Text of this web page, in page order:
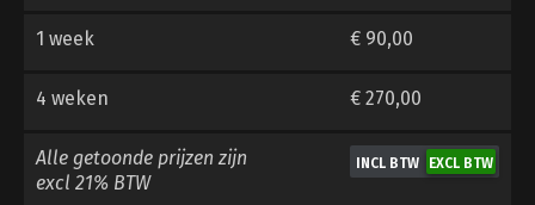
1 week € 90,00
4 weken € 270,00
Alle getoonde prijzen zijn
excl 21% BTW